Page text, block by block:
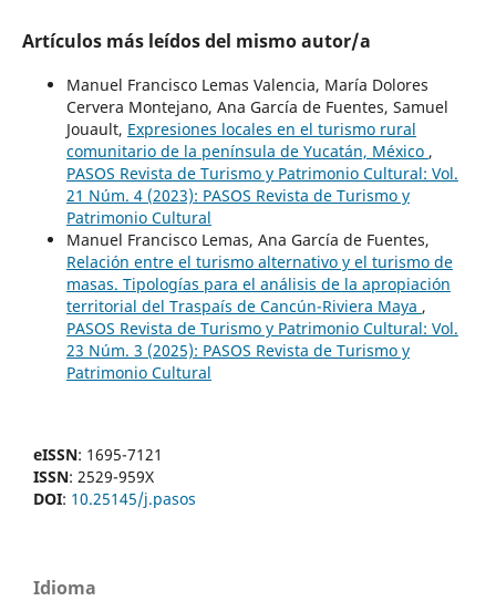
Artículos más leídos del mismo autor/a
Manuel Francisco Lemas Valencia, María Dolores
Cervera Montejano, Ana García de Fuentes, Samuel
Jouault, Expresiones locales en el turismo rural
comunitario de la península de Yucatán, México ,
PASOS Revista de Turismo y Patrimonio Cultural: Vol.
21 Núm. 4 (2023): PASOS Revista de Turismo y
Patrimonio Cultural
Manuel Francisco Lemas, Ana García de Fuentes,
Relación entre el turismo alternativo y el turismo de
masas. Tipologías para el análisis de la apropiación
territorial del Traspaís de Cancún-Riviera Maya ,
PASOS Revista de Turismo y Patrimonio Cultural: Vol.
23 Núm. 3 (2025): PASOS Revista de Turismo y
Patrimonio Cultural
eISSN: 1695-7121
ISSN: 2529-959X
DOI: 10.25145/j.pasos
Idioma